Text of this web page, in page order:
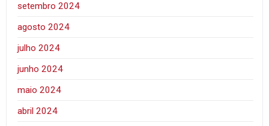
setembro 2024
agosto 2024
julho 2024
junho 2024
maio 2024
abril 2024